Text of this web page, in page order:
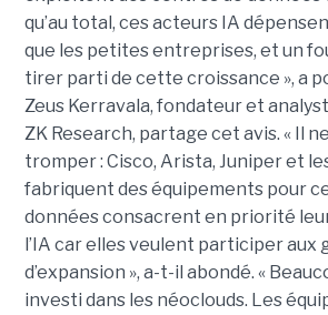
qu’au total, ces acteurs IA
que les petites entreprises, et un
tirer parti de cette croissance », a
Zeus Kerravala, fondateur et
ZK Research, partage cet avis. « Il
tromper : Cisco, Arista, Juniper et
fabriquent des équipements pour
données consacrent en priorité
l’IA car elles veulent participer aux
d’expansion », a-t-il abondé. «
investi dans les néoclouds. Les